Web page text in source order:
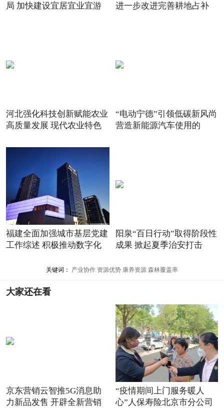
局 加快建设宜居宜业宜游
进一步改进完善耕地占补
河北强化科技创新赋能农业
高质量发展 现代农业特色
“电动宁德”引领低碳新风尚
营造新能源汽车使用的
福建全面加强城市基层党建
工作综述 积极推动数字化
阳泉“百日行动”取得阶段性
成果 掀起夏季治安打击
关键词： 产业协作 资源优势 康养资源 森林覆盖率
大家还在看
京东营销云智推5G消息助
力新品发售 开辟全新营销
“疫情期间上门服务暖人
心”人保寿险北京市分公司